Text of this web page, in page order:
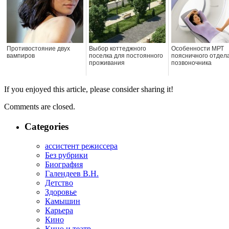
Противостояние двух
вампиров
Выбор коттеджного
поселка для постоянного
проживания
Особенности МРТ
поясничного
позвоночника
If you enjoyed this article, please consider sharing it!
Comments are closed.
Categories
ассистент режиссера
Без рубрики
Биография
Галендеев В.Н.
Детство
Здоровье
Камышин
Карьера
Кино